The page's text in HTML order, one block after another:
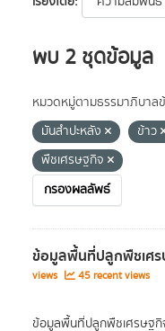
พบ 2 ชุดข้อมูล
หมวดหมู่ตามธรรมาภิบาล
มันสำปะหลัง
ข้าว
พืชเศรษฐกิจ
กรองผลลัพธ์
ข้อมูลพื้นที่ปลูกพืชเศ
views
45 recent views
ข้อมูลพื้นที่ปลูกพืชเศรษฐ